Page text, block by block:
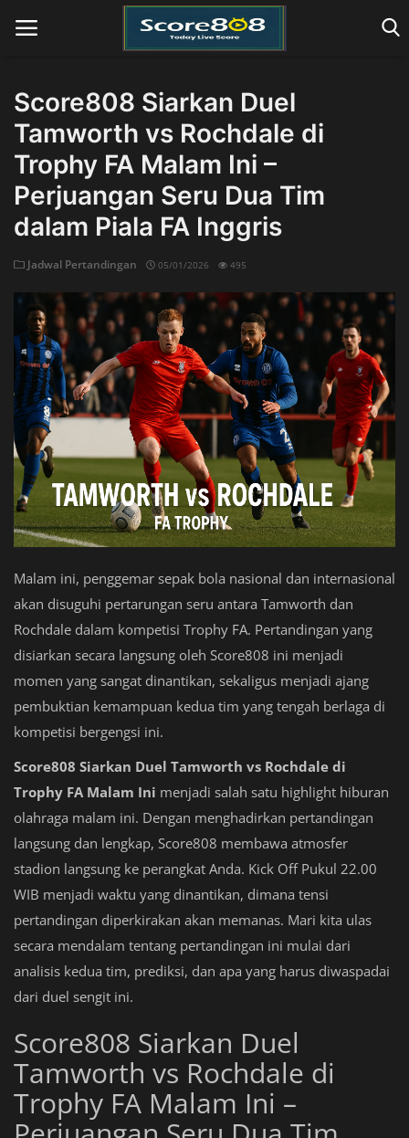
Home
Score808 Siarkan Duel
Tamworth vs Rochdale di
Trophy FA Malam Ini –
Perjuangan Seru Dua Tim
dalam Piala FA Inggris
Jadwal Pertandingan 05/01/2026 495
Malam ini, penggemar sepak bola nasional dan internasional
akan disuguhi pertarungan seru antara Tamworth dan
Rochdale dalam kompetisi Trophy FA. Pertandingan yang
disiarkan secara langsung oleh Score808 ini menjadi
momen yang sangat dinantikan, sekaligus menjadi ajang
pembuktian kemampuan kedua tim yang tengah berlaga di
kompetisi bergengsi ini.
Score808 Siarkan Duel Tamworth vs Rochdale di
Trophy FA Malam Ini menjadi salah satu highlight hiburan
olahraga malam ini. Dengan menghadirkan pertandingan
langsung dan lengkap, Score808 membawa atmosfer
stadion langsung ke perangkat Anda. Kick Off Pukul 22.00
WIB menjadi waktu yang dinantikan, dimana tensi
pertandingan diperkirakan akan memanas. Mari kita ulas
secara mendalam tentang pertandingan ini mulai dari
analisis kedua tim, prediksi, dan apa yang harus diwaspadai
dari duel sengit ini.
Score808 Siarkan Duel
Tamworth vs Rochdale di
Trophy FA Malam Ini –